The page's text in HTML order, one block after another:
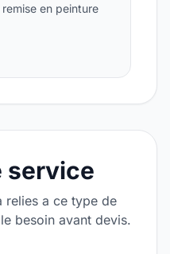
en peinture
service
relies a ce type de
besoin avant devis.